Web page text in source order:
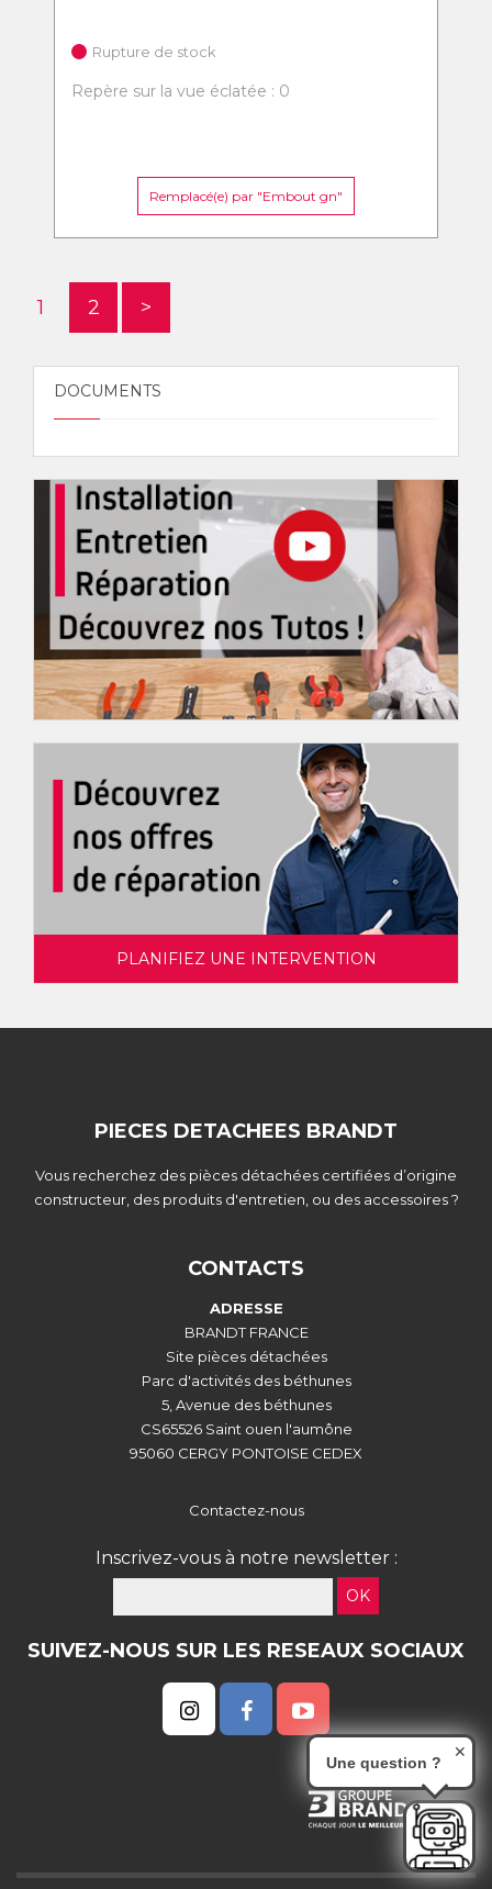
Rupture de stock
Repère sur la vue éclatée : 0
Remplacé(e) par "Embout gn"
1 2 >
DOCUMENTS
PLANIFIEZ UNE INTERVENTION
PIECES DETACHEES BRANDT
Vous recherchez des pièces détachées certifiées d’origine
constructeur, des produits d'entretien, ou des accessoires ?
CONTACTS
ADRESSE
BRANDT FRANCE
Site pièces détachées
Parc d'activités des béthunes
5, Avenue des béthunes
CS65526 Saint ouen l'aumône
95060 CERGY PONTOISE CEDEX
Contactez-nous
Inscrivez-vous à notre newsletter :
OK
SUIVEZ-NOUS SUR LES RESEAUX SOCIAUX
Une question ?
✕